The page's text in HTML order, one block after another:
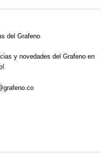
y novedades del Grafeno en